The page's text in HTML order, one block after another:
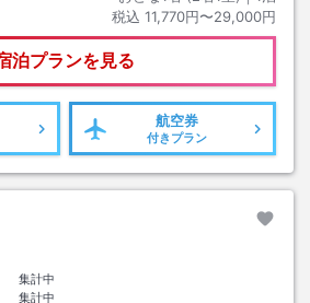
税込 11,770円〜29,000円
泊プランを見る
航空券
付きプラン
集計中
集計中